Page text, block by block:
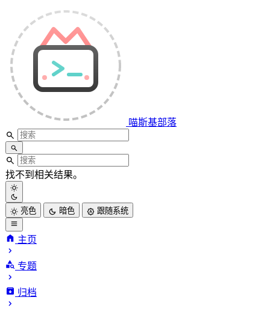
喵斯基部落
找不到相关结果。
亮色 暗色 跟随系统
主页
专题
归档